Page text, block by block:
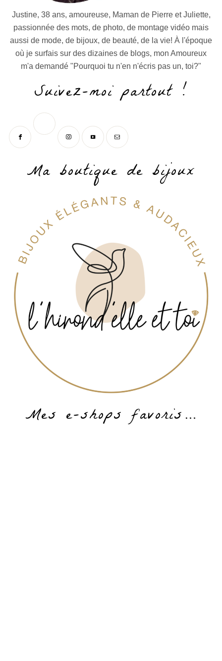
Justine, 38 ans, amoureuse, Maman de Pierre et Juliette,
passionnée des mots, de photo, de montage vidéo mais
aussi de mode, de bijoux, de beauté, de la vie! À l'époque
où je surfais sur des dizaines de blogs, mon Amoureux
m'a demandé "Pourquoi tu n'en n'écris pas un, toi?"
Suivez-moi partout !
Ma boutique de bijoux
Mes e-shops favoris…